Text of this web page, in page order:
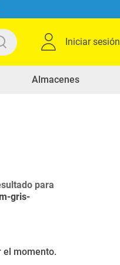
Iniciar sesión
Almacenes
para
gris-
el momento.